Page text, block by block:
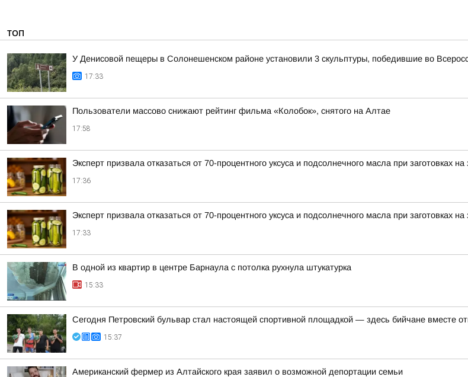
ТОП
У Денисовой пещеры в Солонешенском районе установили 3 скульптуры, победившие во
17:33
Пользователи массово снижают рейтинг фильма «Колобок», снятого на Алтае
17:58
Эксперт призвала отказаться от 70-процентного уксуса и подсолнечного масла при заготовках на
17:36
Эксперт призвала отказаться от 70-процентного уксуса и подсолнечного масла при заготовках на
17:33
В одной из квартир в центре Барнаула с потолка рухнула штукатурка
15:33
Сегодня Петровский бульвар стал настоящей спортивной площадкой — здесь бийчане вместе
15:37
Американский фермер из Алтайского края заявил о возможной депортации семьи